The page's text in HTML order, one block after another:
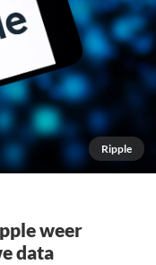
Ripple
weer
data